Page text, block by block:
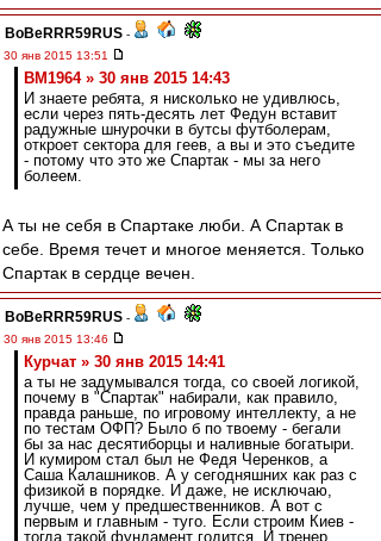
BoBeRRR59RUS -
30 янв 2015 13:51
BM1964 » 30 янв 2015 14:43
И знаете ребята, я нисколько не удивлюсь,
если через пять-десять лет Федун вставит
радужные шнурочки в бутсы футболерам,
откроет сектора для геев, а вы и это съедите
- потому что это же Спартак - мы за него
болеем.
А ты не себя в Спартаке люби. А Спартак в
себе. Время течет и многое меняется. Только
Спартак в сердце вечен.
BoBeRRR59RUS -
30 янв 2015 13:46
Курчат » 30 янв 2015 14:41
а ты не задумывался тогда, со своей логикой,
почему в "Спартак" набирали, как правило,
правда раньше, по игровому интеллекту, а не
по тестам ОФП? Было б по твоему - бегали
бы за нас десятиборцы и наливные богатыри.
И кумиром стал был не Федя Черенков, а
Саша Калашников. А у сегодняшних как раз с
физикой в порядке. И даже, не исключаю,
лучше, чем у предшественников. А вот с
первым и главным - туго. Если строим Киев -
тогда такой фундамент годится. И тренер,